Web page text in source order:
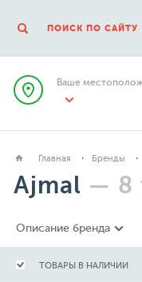
ПОИСК ПО САЙТУ
Ваше
Главная Бренды
Ajmal — 8
Описание бренда
ТОВАРЫ В НАЛИЧИИ